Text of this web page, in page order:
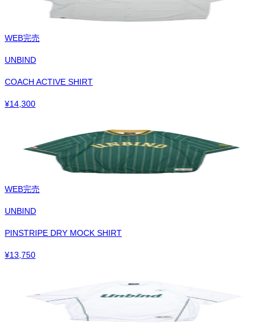
WEB完売
UNBIND
COACH ACTIVE SHIRT
¥14,300
WEB完売
UNBIND
PINSTRIPE DRY MOCK SHIRT
¥13,750